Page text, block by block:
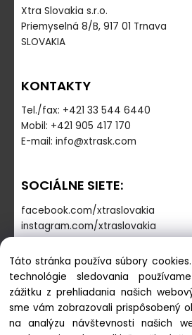
Xtra Slovakia s.r.o.
Priemyselná 8/B, 917 01 Trnava
SLOVAKIA
KONTAKTY
Tel./fax: +421 33 544 6440
Mobil: +421 905 417 170
E-mail: info@xtrask.com
SOCIÁLNE SIETE:
facebook.com/xtraslovakia
instagram.com/xtraslovakia
PREVÁDZKOVÁ DOBA
Pondelok - Piatok: 7:30-16:00
Sobota-Nedeľa: zatvorené
Táto stránka používa súbory
technológie sledovania
zážitku z prehliadania našich
sme vám zobrazovali prispôsobený
na analýzu návštevnosti našich